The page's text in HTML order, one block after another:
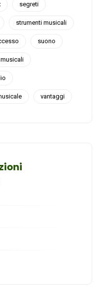
segreti
strumenti musicali
suono
vantaggi